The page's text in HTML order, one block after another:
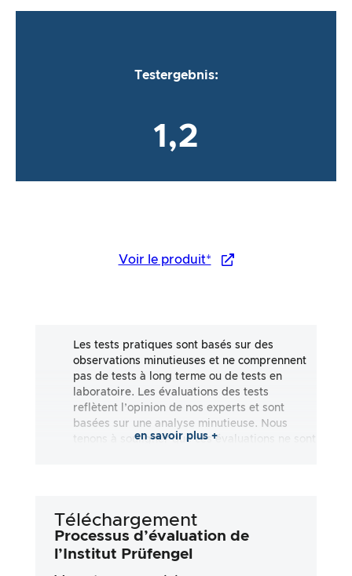
Testergebnis:
1,2
Voir le produit*
Les tests pratiques sont basés sur des
observations minutieuses et ne comprennent
pas de tests à long terme ou de tests en
laboratoire. Les évaluations des tests
reflètent l’opinion de nos experts et sont
basées sur une analyse minutieuse. Nous
tenons à souligner que ces évaluations ne sont
responsabilité ne soit assumée quant à
l’exactitude ou à l’exhaustivité des résultats
des tests. Il est important de noter que nos
tests ne sont pas basés sur des prescriptions
en savoir plus +
Téléchargement
Processus d’évaluation de
l’Institut Prüfengel